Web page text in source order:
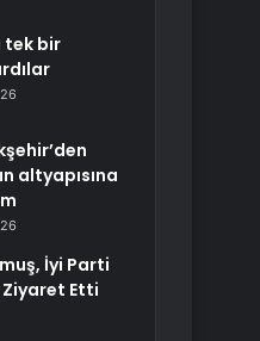
tek bir
altyapısına
İyi Parti
Ziyaret Etti